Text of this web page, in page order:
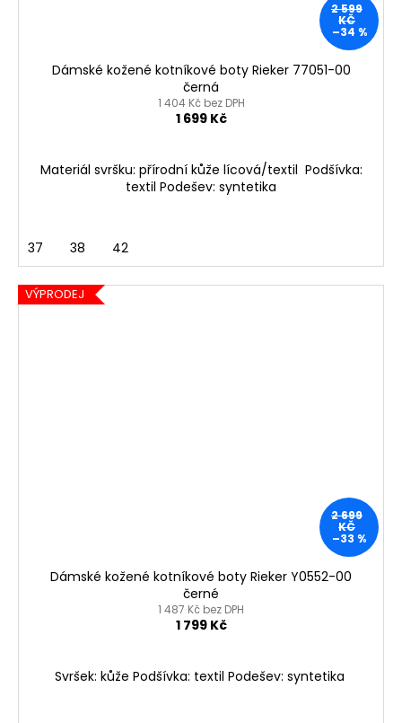
2 599
KČ
–34 %
Dámské kožené kotníkové boty Rieker 77051-00
černá
1 404 Kč bez DPH
1 699 Kč
Materiál svršku: přírodní kůže lícová/textil Podšívka:
textil Podešev: syntetika
37 38 42
VÝPRODEJ
2 699
KČ
–33 %
Dámské kožené kotníkové boty Rieker Y0552-00
černé
1 487 Kč bez DPH
1 799 Kč
Svršek: kůže Podšívka: textil Podešev: syntetika